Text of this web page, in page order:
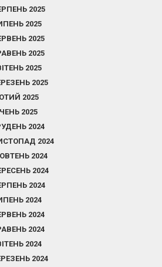
2025
2025
2025
2025
2025
2025
2025
2025
2024
2024
2024
2024
2024
2024
2024
2024
2024
2024